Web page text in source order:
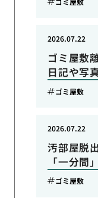
ゴミ屋敷
日記や写
2026.07.22
ゴミ屋敷
汚部屋脱
「一分間
2026.07.22
ゴミ屋敷